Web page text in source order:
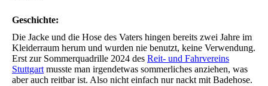
Geschichte:
Die Jacke und die Hose des Vaters hingen bereits zwei Jahre im
Kleiderraum herum und wurden nie benutzt, keine Verwendung.
Erst zur Sommerquadrille 2024 des Reit- und Fahrvereins
Stuttgart musste man irgendetwas sommerliches anziehen, was
aber auch reitbar ist. Also nicht einfach nur nackt mit Badehose.